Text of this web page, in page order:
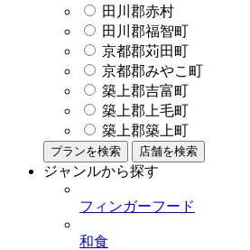
田川郡赤村
田川郡福智町
京都郡苅田町
京都郡みやこ町
築上郡吉富町
築上郡上毛町
築上郡築上町
プランを検索 店舗を検索
ジャンルから探す
フィンガーフード
和食